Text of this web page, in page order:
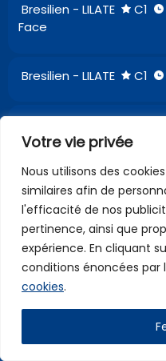
Votre vie privée
Nous utilisons des
similaires afin de
l'efficacité de nos
pertinence, ainsi que
expérience. En cliquant
conditions énoncées par
cookies.
Bresilien - LILATE C1
Face
Bresilien - LILATE C1
Téléphone Visio
Bresilien - LILATE C1
Téléphone Visio
Chinois - LILATE B2
Visio
Visio